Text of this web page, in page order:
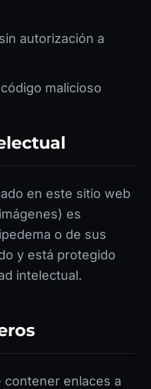
autorización a
malicioso
en este sitio web
es
o de sus
y está protegido
intelectual.
enlaces a